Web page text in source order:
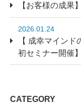
【お客様の成果】
2026.01.24
【 成幸マイン
初セミナー開催】
CATEGORY